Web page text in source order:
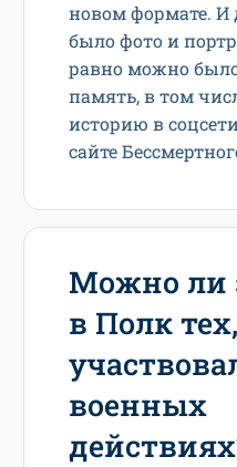
новом формате. И
было фото и
равно можно
память, в том
историю в
сайте
Можно ли
в Полк
военных